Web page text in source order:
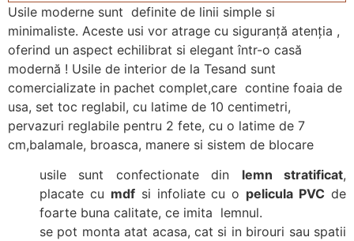
Usile moderne sunt definite de linii simple si
minimaliste. Aceste usi vor atrage cu siguranță atenția ,
oferind un aspect echilibrat si elegant într-o casă
modernă ! Usile de interior de la Tesand sunt
comercializate in pachet complet,care contine foaia de
usa, set toc reglabil, cu latime de 10 centimetri,
pervazuri reglabile pentru 2 fete, cu o latime de 7
cm,balamale, broasca, manere si sistem de blocare
usile sunt confectionate din lemn stratificat,
placate cu mdfsi infoliate cu o pelicula PVC de
foarte buna calitate, ce imita lemnul.
se pot monta atat acasa, cat si in birouri sau spatii